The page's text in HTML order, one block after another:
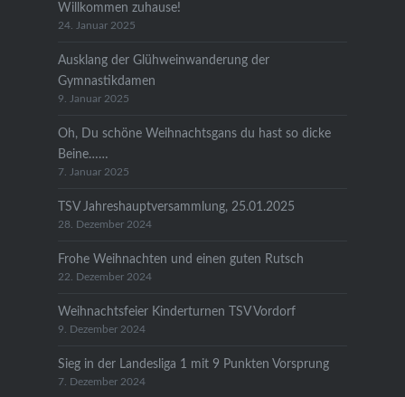
Willkommen zuhause!
24. Januar 2025
Ausklang der Glühweinwanderung der
Gymnastikdamen
9. Januar 2025
Oh, Du schöne Weihnachtsgans du hast so dicke
Beine……
7. Januar 2025
TSV Jahreshauptversammlung, 25.01.2025
28. Dezember 2024
Frohe Weihnachten und einen guten Rutsch
22. Dezember 2024
Weihnachtsfeier Kinderturnen TSV Vordorf
9. Dezember 2024
Sieg in der Landesliga 1 mit 9 Punkten Vorsprung
7. Dezember 2024